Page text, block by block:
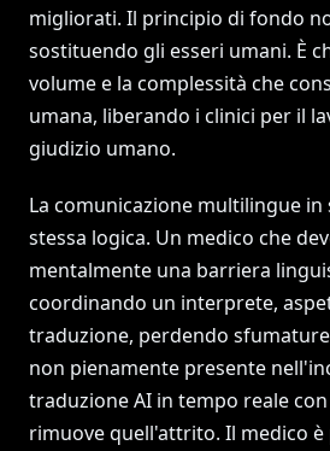
migliorati. Il principio di fondo
sostituendo gli esseri umani. È
volume e la complessità che
umana, liberando i clinici per il
giudizio umano.
La comunicazione multilingue in
stessa logica. Un medico che
mentalmente una barriera
coordinando un interprete,
traduzione, perdendo
non pienamente presente
traduzione AI in tempo reale
rimuove quell'attrito. Il medico è